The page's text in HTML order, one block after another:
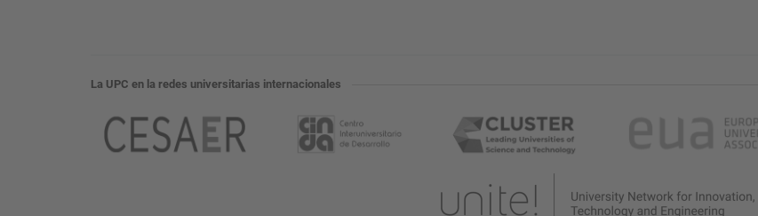
La UPC en la redes universitarias internacionales